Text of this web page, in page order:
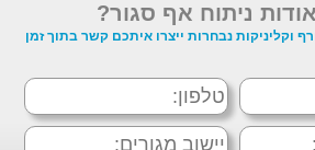
ניתוח אף סגור?
וקליניקות נבחרות ייצרו איתכם קשר בתוך זמן